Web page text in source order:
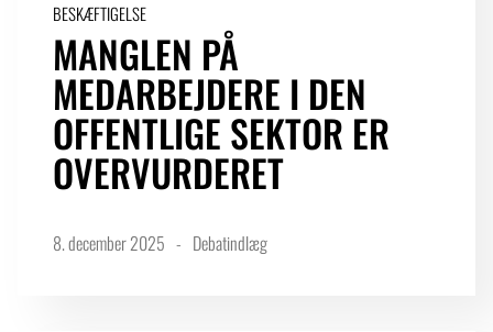
BESKÆFTIGELSE
MANGLEN PÅ
MEDARBEJDERE I DEN
OFFENTLIGE SEKTOR ER
OVERVURDERET
8. december 2025 Debatindlæg